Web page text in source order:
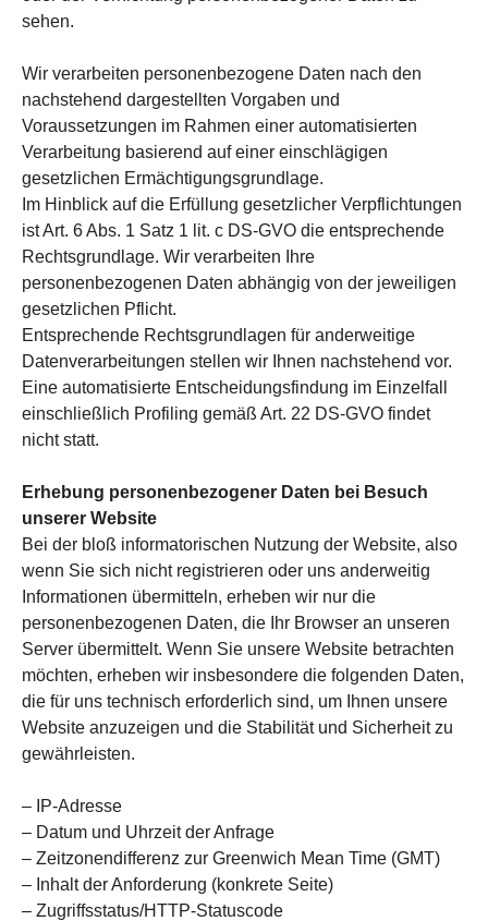
sehen.
Wir verarbeiten personenbezogene Daten nach den
nachstehend dargestellten Vorgaben und
Voraussetzungen im Rahmen einer automatisierten
Verarbeitung basierend auf einer einschlägigen
gesetzlichen Ermächtigungsgrundlage.
Im Hinblick auf die Erfüllung gesetzlicher Verpflichtungen
ist Art. 6 Abs. 1 Satz 1 lit. c DS-GVO die entsprechende
Rechtsgrundlage. Wir verarbeiten Ihre
personenbezogenen Daten abhängig von der jeweiligen
gesetzlichen Pflicht.
Entsprechende Rechtsgrundlagen für anderweitige
Datenverarbeitungen stellen wir Ihnen nachstehend vor.
Eine automatisierte Entscheidungsfindung im Einzelfall
einschließlich Profiling gemäß Art. 22 DS-GVO findet
nicht statt.
Erhebung personenbezogener Daten bei Besuch
unserer Website
Bei der bloß informatorischen Nutzung der Website, also
wenn Sie sich nicht registrieren oder uns anderweitig
Informationen übermitteln, erheben wir nur die
personenbezogenen Daten, die Ihr Browser an unseren
Server übermittelt. Wenn Sie unsere Website betrachten
möchten, erheben wir insbesondere die folgenden Daten,
die für uns technisch erforderlich sind, um Ihnen unsere
Website anzuzeigen und die Stabilität und Sicherheit zu
gewährleisten.
– IP-Adresse
– Datum und Uhrzeit der Anfrage
– Zeitzonendifferenz zur Greenwich Mean Time (GMT)
– Inhalt der Anforderung (konkrete Seite)
– Zugriffsstatus/HTTP-Statuscode